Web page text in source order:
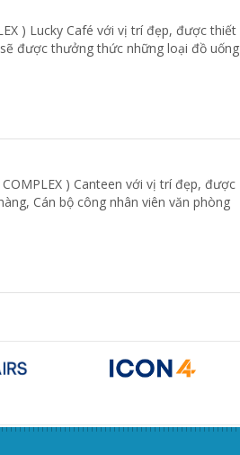
) Lucky Café với vị trí đẹp, được thiết
được thưởng thức những loại đồ uống
) Canteen với vị trí đẹp, được
Cán bộ công nhân viên văn phòng